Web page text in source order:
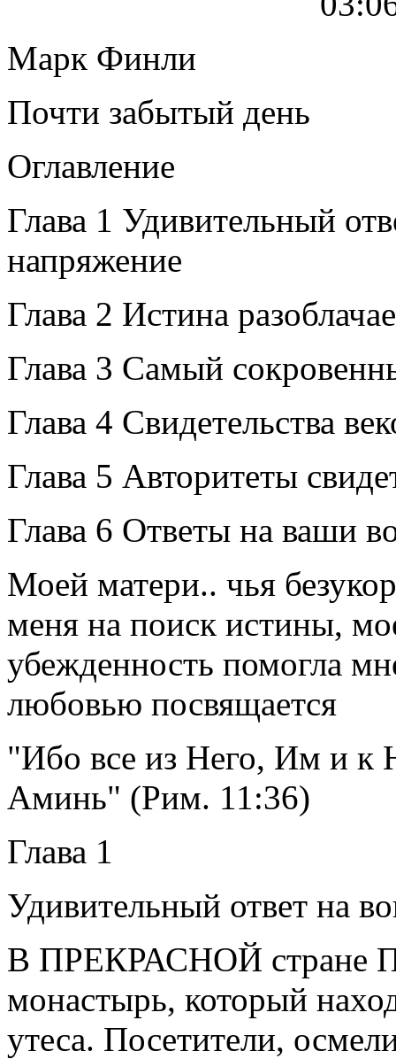
Марк Финли
Почти забытый день
Оглавление
Глава 1 Удивительный
напряжение
Глава 2 Истина
Глава 3 Самый
Глава 4 Свидетельства
Глава 5 Авторитеты
Глава 6 Ответы на ваши
Моей матери.. чья
меня на поиск истины,
убежденность помогла
любовью посвящается
"Ибо все из Него, Им и к
Аминь" (Рим. 11:36)
Глава 1
Удивительный ответ на
В ПРЕКРАСНОЙ стране
монастырь, который
утеса. Посетители,